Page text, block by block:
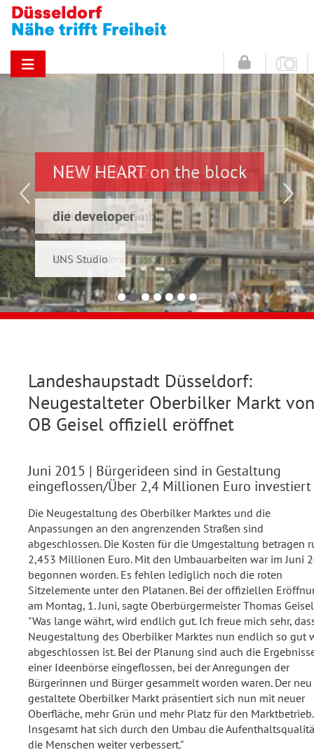
NEW HEART on the block
die developer
UNS Studio
Hinz & Kunz
Schwelmer7 GmbH
Konrad & Wennemar
Landeshaupstadt Düsseldorf:
Neugestalteter Oberbilker Markt von
OB Geisel offiziell eröffnet
Juni 2015 | Bürgerideen sind in Gestaltung
eingeflossen/Über 2,4 Millionen Euro investiert
Die Neugestaltung des Oberbilker Marktes und die
Anpassungen an den angrenzenden Straßen sind
abgeschlossen. Die Kosten für die Umgestaltung betragen
2,453 Millionen Euro. Mit den Umbauarbeiten war im Juni
begonnen worden. Es fehlen lediglich noch die roten
Sitzelemente unter den Platanen. Bei der offiziellen
am Montag, 1. Juni, sagte Oberbürgermeister Thomas
"Was lange währt, wird endlich gut. Ich freue mich sehr,
Neugestaltung des Oberbilker Marktes nun endlich so gut
abgeschlossen ist. Bei der Planung sind auch die
einer Ideenbörse eingeflossen, bei der Anregungen der
Bürgerinnen und Bürger gesammelt worden waren. Der neu
gestaltete Oberbilker Markt präsentiert sich nun mit neuer
Oberfläche, mehr Grün und mehr Platz für den Marktbetrieb.
Insgesamt hat sich durch den Umbau die
die Menschen weiter verbessert."